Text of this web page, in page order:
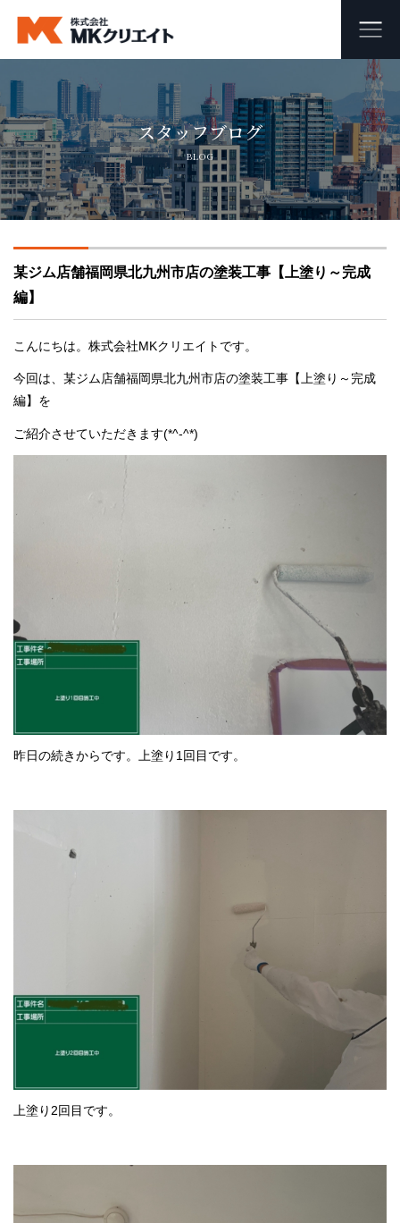
ホーム
MKクリエイトのワンストップ自社施工
ビル・マンション・商業施設の大規模修繕工事
外壁塗装・防水工事
オフィス・店舗の内装リフォーム・リノベーション
足場組み立て・解体工事
プライバシーポリシー
お知らせ
スタッフブログ
スタッフブログ
BLOG
某ジム店舗福岡県北九州市店の塗装工事【上塗り～完成
編】
こんにちは。株式会社MKクリエイトです。
今回は、某ジム店舗福岡県北九州市店の塗装工事【上塗り～完成
編】を
ご紹介させていただきます(*^-^*)
昨日の続きからです。上塗り1回目です。
上塗り2回目です。